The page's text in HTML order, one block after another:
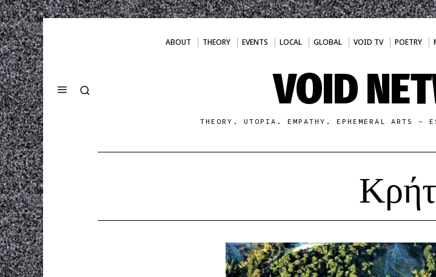
ABOUT THEORY EVENTS LOCAL GLOBAL VOID TV POETRY
VOID
THEORY. UTOPIA. EMPATHY. EPHEMERAL ARTS -